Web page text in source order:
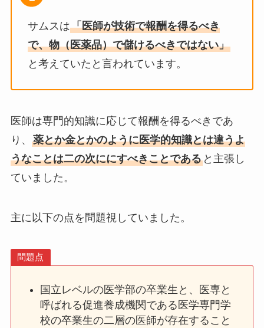
サムスは「医師が技術で報酬を得るべき
で、物（医薬品）で儲けるべきではない」
と考えていたと言われています。
医師は専門的知識に応じて報酬を得るべきであ
り、 薬とか金とかのように医学的知識とは違うよ
うなことは二の次ににすべきことであると主張し
ていました。
主に以下の点を問題視していました。
問題点
国立レベルの医学部の卒業生と、医専と
呼ばれる促進養成機関である医学専門学
校の卒業生の二層の医師が存在すること